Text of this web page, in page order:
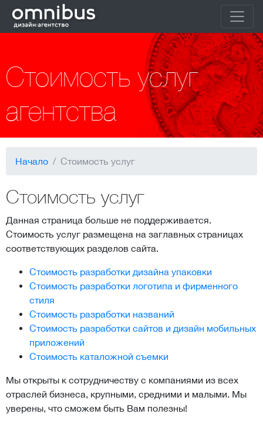
Стоимость услуг
агентства
Начало Стоимость услуг
Стоимость услуг
Данная страница больше не поддерживается.
Стоимость услуг размещена на заглавных страницах
соответствующих разделов сайта.
Стоимость разработки дизайна упаковки
Стоимость разработки логотипа и фирменного
стиля
Стоимость разработки названий
Стоимость разработки сайтов и дизайн мобильных
приложений
Стоимость каталожной съемки
Мы открыты к сотрудничеству с компаниями из всех
отраслей бизнеса, крупными, средними и малыми. Мы
уверены, что сможем быть Вам полезны!